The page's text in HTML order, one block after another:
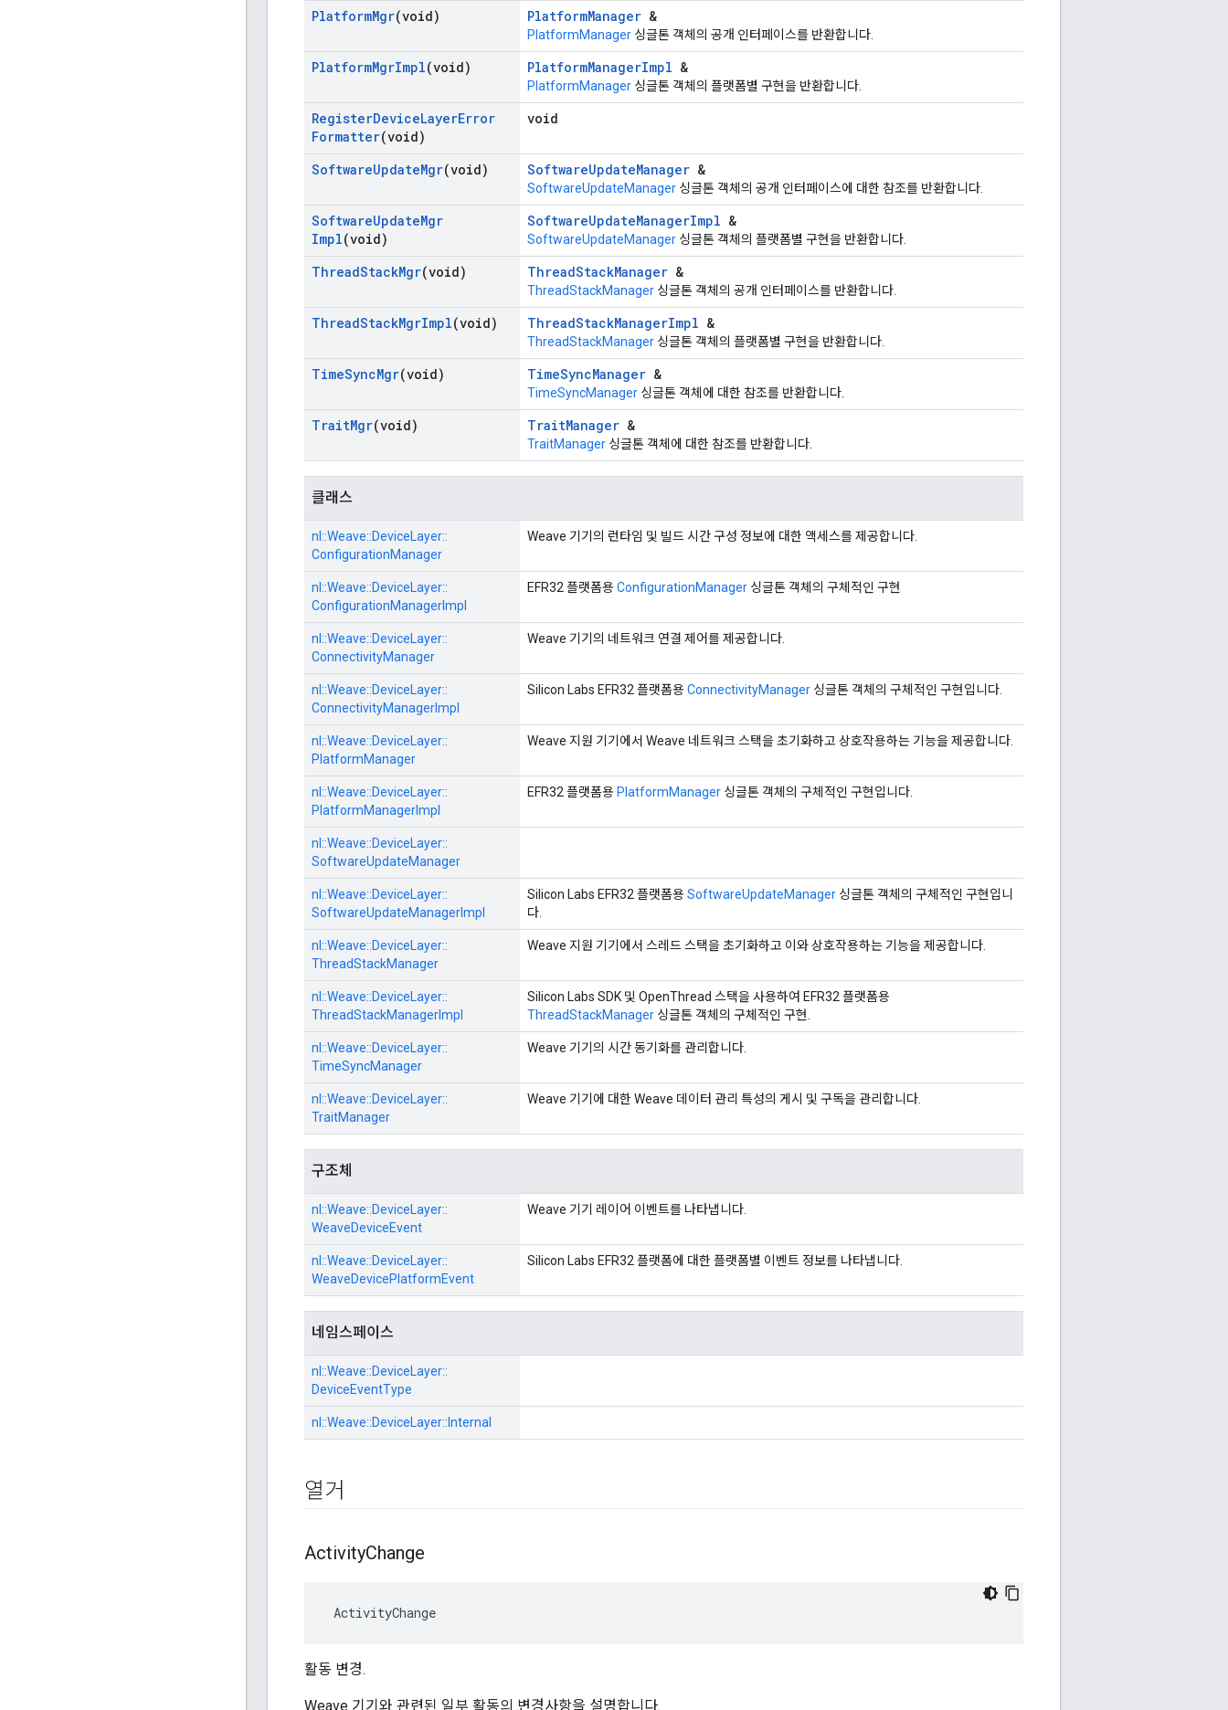
PlatformMgr(void) PlatformManager &
PlatformManager 싱글톤 객체의 공개 인터페이스를 반환합니다.
PlatformMgrImpl(void) PlatformManagerImpl &
PlatformManager 싱글톤 객체의 플랫폼별 구현을 반환합니다.
RegisterDeviceLayerError
Formatter(void)
void
SoftwareUpdateMgr(void) SoftwareUpdateManager &
SoftwareUpdateManager 싱글톤 객체의 공개 인터페이스에 대한 참조를 반환합니다.
SoftwareUpdateMgr
Impl(void)
SoftwareUpdateManagerImpl &
SoftwareUpdateManager 싱글톤 객체의 플랫폼별 구현을 반환합니다.
ThreadStackMgr(void) ThreadStackManager &
ThreadStackManager 싱글톤 객체의 공개 인터페이스를 반환합니다.
ThreadStackMgrImpl(void) ThreadStackManagerImpl &
ThreadStackManager 싱글톤 객체의 플랫폼별 구현을 반환합니다.
TimeSyncMgr(void) TimeSyncManager &
TimeSyncManager 싱글톤 객체에 대한 참조를 반환합니다.
TraitMgr(void) TraitManager &
TraitManager 싱글톤 객체에 대한 참조를 반환합니다.
클래스
nl::Weave::DeviceLayer::
ConfigurationManager
Weave 기기의 런타임 및 빌드 시간 구성 정보에 대한 액세스를 제공합니다.
nl::Weave::DeviceLayer::
ConfigurationManagerImpl
EFR32 플랫폼용 ConfigurationManager 싱글톤 객체의 구체적인 구현
nl::Weave::DeviceLayer::
ConnectivityManager
Weave 기기의 네트워크 연결 제어를 제공합니다.
nl::Weave::DeviceLayer::
ConnectivityManagerImpl
Silicon Labs EFR32 플랫폼용 ConnectivityManager 싱글톤 객체의 구체적인 구현입니다.
nl::Weave::DeviceLayer::
PlatformManager
Weave 지원 기기에서 Weave 네트워크 스택을 초기화하고 상호작용하는 기능을 제공합니다.
nl::Weave::DeviceLayer::
PlatformManagerImpl
EFR32 플랫폼용 PlatformManager 싱글톤 객체의 구체적인 구현입니다.
nl::Weave::DeviceLayer::
SoftwareUpdateManager
nl::Weave::DeviceLayer::
SoftwareUpdateManagerImpl
Silicon Labs EFR32 플랫폼용 SoftwareUpdateManager 싱글톤 객체의 구체적인 구현입니
다.
nl::Weave::DeviceLayer::
ThreadStackManager
Weave 지원 기기에서 스레드 스택을 초기화하고 이와 상호작용하는 기능을 제공합니다.
nl::Weave::DeviceLayer::
ThreadStackManagerImpl
Silicon Labs SDK 및 OpenThread 스택을 사용하여 EFR32 플랫폼용
ThreadStackManager 싱글톤 객체의 구체적인 구현.
nl::Weave::DeviceLayer::
TimeSyncManager
Weave 기기의 시간 동기화를 관리합니다.
nl::Weave::DeviceLayer::
TraitManager
Weave 기기에 대한 Weave 데이터 관리 특성의 게시 및 구독을 관리합니다.
구조체
nl::Weave::DeviceLayer::
WeaveDeviceEvent
Weave 기기 레이어 이벤트를 나타냅니다.
nl::Weave::DeviceLayer::
WeaveDevicePlatformEvent
Silicon Labs EFR32 플랫폼에 대한 플랫폼별 이벤트 정보를 나타냅니다.
네임스페이스
nl::Weave::DeviceLayer::
DeviceEventType
nl::Weave::DeviceLayer:: Internal
열거
ActivityChange
ActivityChange
활동 변경.
Weave 기기와 관련된 일부 활동의 변경사항을 설명합니다.